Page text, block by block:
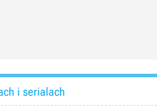
i serialach